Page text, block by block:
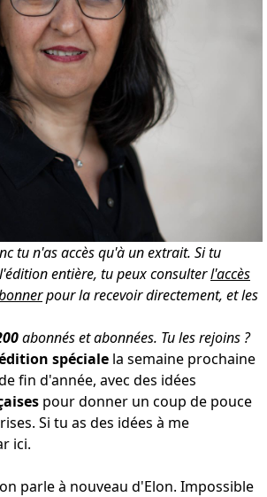
tu n'as accès qu'à un extrait. Si tu
entière, tu peux consulterl'accès
pour la recevoir directement, et les
abonnés et abonnées. Tu les rejoins ?
spéciale la semaine prochaine
fin d'année, avec des idées
pour donner un coup de pouce
Si tu as des idées à me
ici.
parle à nouveau d'Elon. Impossible